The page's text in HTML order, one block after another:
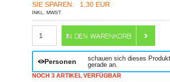
SIE SPAREN: 1,30 EUR
INKL. MWST
Personen
schauen sich dieses Produkt
gerade an.
NOCH 3 ARTIKEL VERFÜGBAR